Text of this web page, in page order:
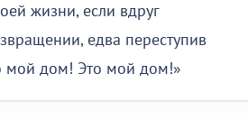
жизни, если вдруг
едва переступив
мой дом! Это мой дом!»